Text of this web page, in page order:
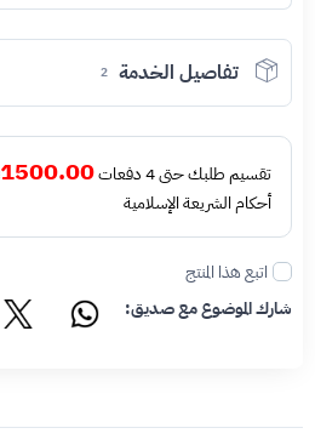
تفاصيل الخدمة 2
تقسيم طلبك حتى 4 دفعات 1500.00
أحكام الشريعة الإسلامية
اتبع هذا المنتج
شارك الموضوع مع صديق: